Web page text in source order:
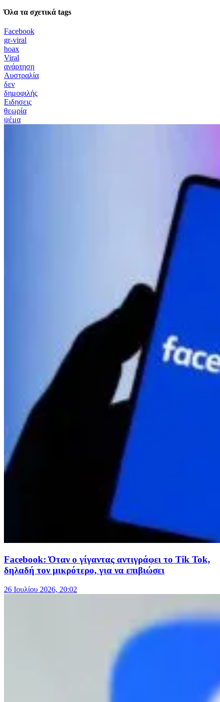
Όλα τα σχετικά tags
Facebook
gr-viral
hoax
Viral
ανάρτηση
Αυστραλία
δεν
δημοφιλής
Ειδησεις
θεωρία
ψέμα
Facebook: Όταν ο γίγαντας αντιγράφει το Tik Tok,
δηλαδή τον μικρότερο, για να επιβιώσει
26 Ιουλίου 2026, 20:02